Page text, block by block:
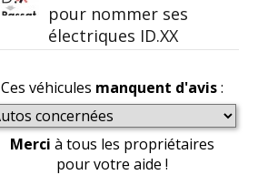
pour nommer ses
électriques ID.XX
Ces véhicules manquent d'avis:
Merci à tous les propriétaires
pour votre aide !